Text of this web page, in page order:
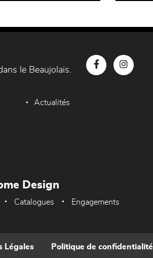
le Beaujolais.
Actualités
Design
Catalogues Engagements
Légales Politique de confidentialité